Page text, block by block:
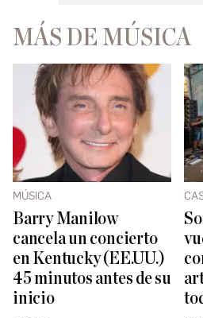
MÁS DE MÚSICA
MÚSICA
Barry Manilow
cancela un concierto
en Kentucky (EE.UU.)
45 minutos antes de su
inicio